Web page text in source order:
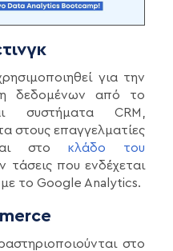
για την
δεδομένων από το
συστήματα CRM,
στους επαγγελματίες
στο κλάδο του
τάσεις που ενδέχεται
το Google Analytics.
στο